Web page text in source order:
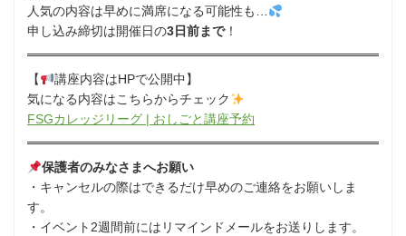
人気の内容は早めに満席になる可能性も…
申し込み締切は開催日の3日前まで！
【
講座内容はHPで公開中】
気になる内容はこちらからチェック
FSGカレッジリーグ | おしごと講座予約
保護者のみなさまへお願い
・キャンセルの際はできるだけ早めのご連絡をお願いしま
す。
・イベント2週間前にはリマインドメールをお送りします。